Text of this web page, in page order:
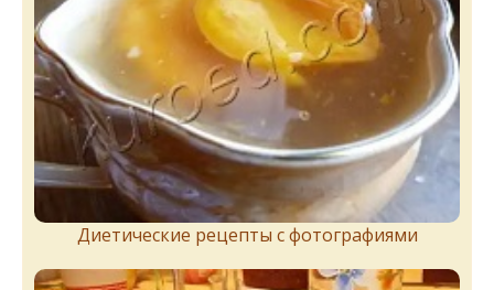
Диетические рецепты с фотографиями